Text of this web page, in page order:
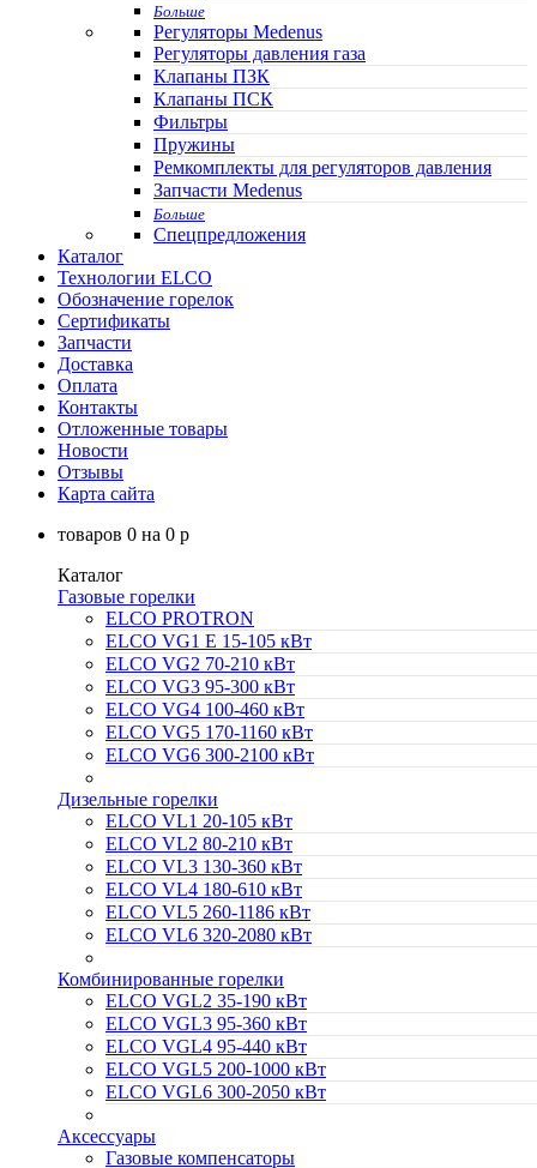
Больше
Регуляторы Medenus
Регуляторы давления газа
Клапаны ПЗК
Клапаны ПСК
Фильтры
Пружины
Ремкомплекты для регуляторов давления
Запчасти Medenus
Больше
Спецпредложения
Каталог
Технологии ELCO
Обозначение горелок
Сертификаты
Запчасти
Доставка
Оплата
Контакты
Отложенные товары
Новости
Отзывы
Карта сайта
товаров 0 на 0 p
Каталог
Газовые горелки
ELCO PROTRON
ELCO VG1 E 15-105 кВт
ELCO VG2 70-210 кВт
ELCO VG3 95-300 кВт
ELCO VG4 100-460 кВт
ELCO VG5 170-1160 кВт
ELCO VG6 300-2100 кВт
Дизельные горелки
ELCO VL1 20-105 кВт
ELCO VL2 80-210 кВт
ELCO VL3 130-360 кВт
ELCO VL4 180-610 кВт
ELCO VL5 260-1186 кВт
ELCO VL6 320-2080 кВт
Комбинированные горелки
ELCO VGL2 35-190 кВт
ELCO VGL3 95-360 кВт
ELCO VGL4 95-440 кВт
ELCO VGL5 200-1000 кВт
ELCO VGL6 300-2050 кВт
Аксессуары
Газовые компенсаторы